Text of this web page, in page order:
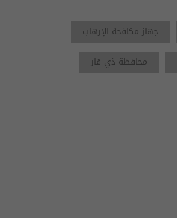
جهاز مكافحة الإرهاب
محافظة ذي قار